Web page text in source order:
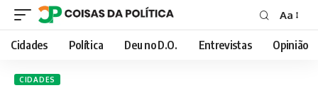
Font
Resizer
Aa
Cidades Política Deu no D.O. Entrevistas Opinião
CIDADES